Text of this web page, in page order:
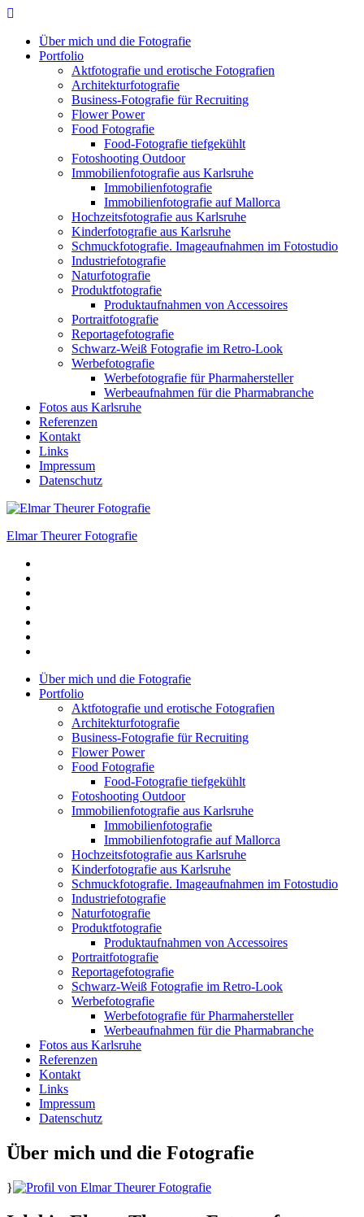
Skip
contentÜber mich und die Fotografie
Portfolio
Aktfotografie und erotische Fotografien
Architekturfotografie
Business-Fotografie für Recruiting
Flower Power
Food Fotografie
Food-Fotografie tiefgekühlt
Fotoshooting Outdoor
Immobilienfotografie aus Karlsruhe
Immobilienfotografie
Immobilienfotografie auf Mallorca
Hochzeitsfotografie aus Karlsruhe
Kinderfotografie aus Karlsruhe
Schmuckfotografie. Imageaufnahmen im Fotostudio
Industriefotografie
Naturfotografie
Produktfotografie
Produktaufnahmen von Accessoires
Portraitfotografie
Reportagefotografie
Schwarz-Weiß Fotografie im Retro-Look
Werbefotografie
Werbefotografie für Pharmahersteller
Werbeaufnahmen für die Pharmabranche
Fotos aus Karlsruhe
Referenzen
Kontakt
Links
Impressum
Datenschutz
Elmar Theurer Fotografie
Über mich und die Fotografie
Portfolio
Aktfotografie und erotische Fotografien
Architekturfotografie
Business-Fotografie für Recruiting
Flower Power
Food Fotografie
Food-Fotografie tiefgekühlt
Fotoshooting Outdoor
Immobilienfotografie aus Karlsruhe
Immobilienfotografie
Immobilienfotografie auf Mallorca
Hochzeitsfotografie aus Karlsruhe
Kinderfotografie aus Karlsruhe
Schmuckfotografie. Imageaufnahmen im Fotostudio
Industriefotografie
Naturfotografie
Produktfotografie
Produktaufnahmen von Accessoires
Portraitfotografie
Reportagefotografie
Schwarz-Weiß Fotografie im Retro-Look
Werbefotografie
Werbefotografie für Pharmahersteller
Werbeaufnahmen für die Pharmabranche
Fotos aus Karlsruhe
Referenzen
Kontakt
Links
Impressum
Datenschutz
Über mich und die Fotografie
}